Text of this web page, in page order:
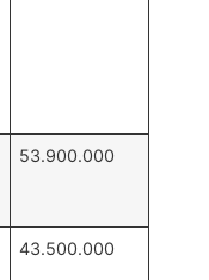
53.900.000
43.500.000